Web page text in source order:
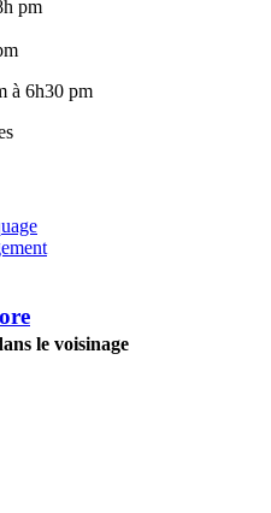
pm
à 6h30 pm
le voisinage